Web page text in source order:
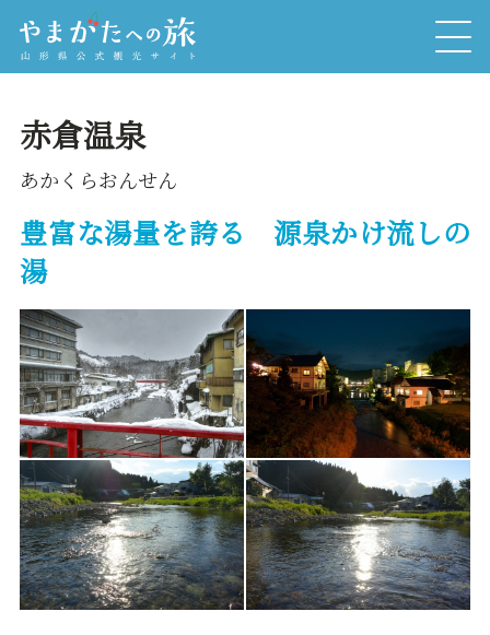
赤倉温泉
あかくらおんせん
豊富な湯量を誇る 源泉かけ流しの
湯